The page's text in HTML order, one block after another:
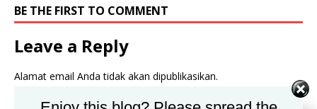
BE THE FIRST TO COMMENT
Leave a Reply
Alamat email Anda tidak akan dipublikasikan.
Komentar